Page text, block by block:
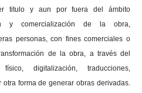
titulo y aun por fuera del ámbito
y comercialización de la obra,
personas, con fines comerciales o
de la obra, a través del
digitalización, traducciones,
forma de generar obras derivadas.